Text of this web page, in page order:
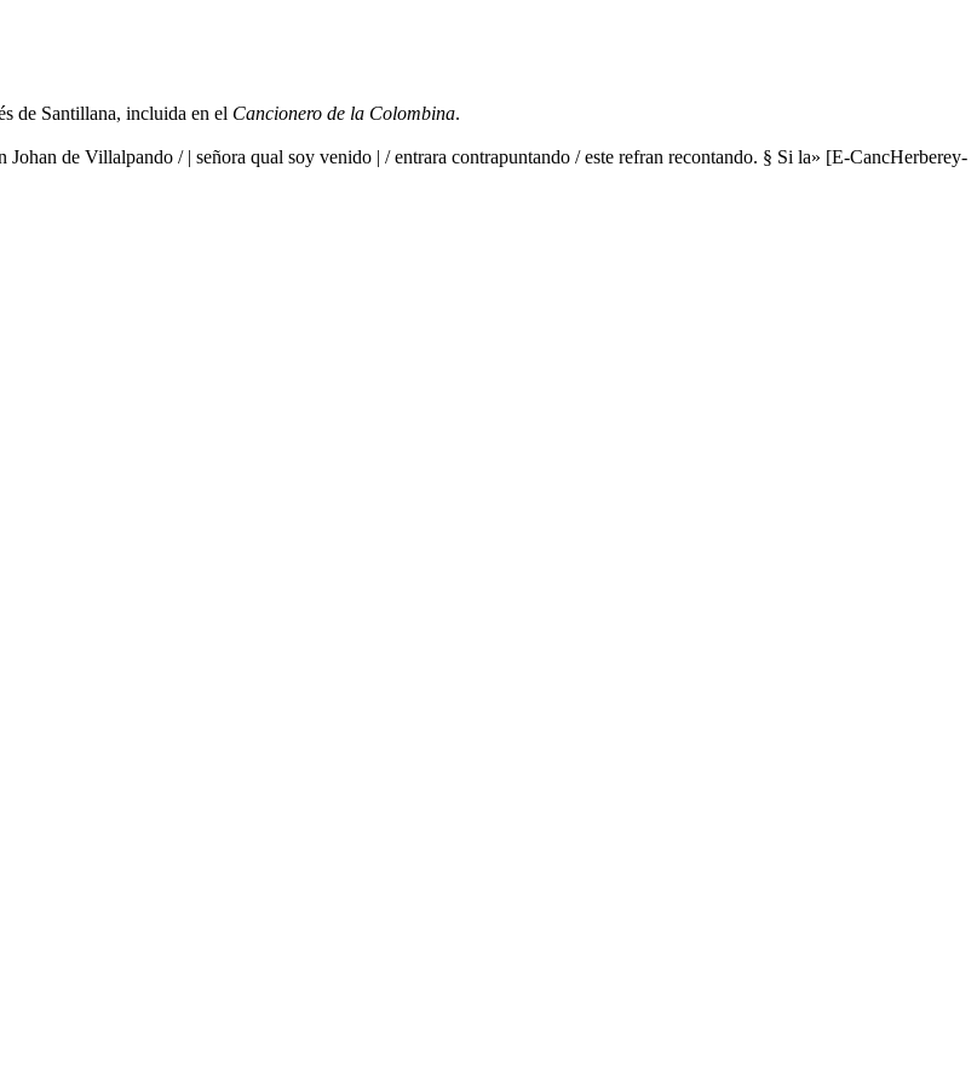
de Santillana, incluida en el Cancionero de la Colombina.
Johan de Villalpando / | señora qual soy venido | / entrara contrapuntando / este refran recontando. § Si la» [E-CancHerberey-